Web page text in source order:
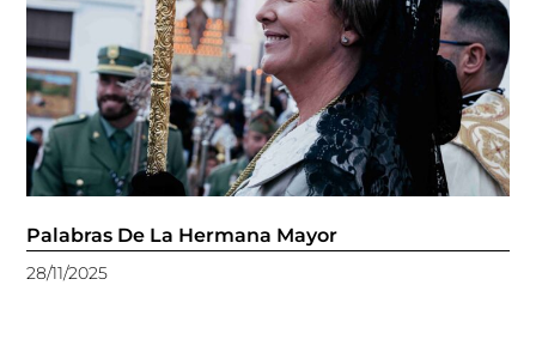
Palabras De La Hermana Mayor
28/11/2025